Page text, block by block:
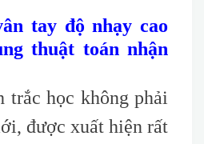
tay độ nhạy cao
thuật toán nhận
trắc học không phải
được xuất hiện rất